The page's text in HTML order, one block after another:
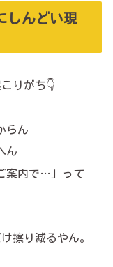
しんどい現
りがち👇
らん
ん
案内で…」って
擦り減るやん。